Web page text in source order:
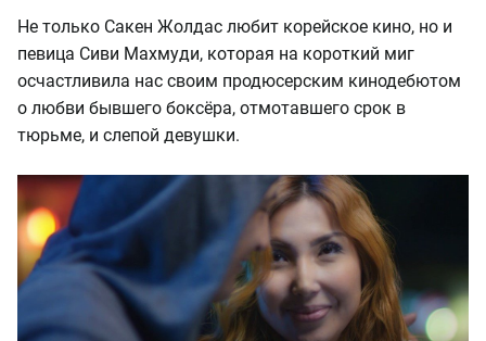
Не только Сакен Жолдас любит корейское кино, но и
певица Сиви Махмуди, которая на короткий миг
осчастливила нас своим продюсерским кинодебютом
о любви бывшего боксёра, отмотавшего срок в
тюрьме, и слепой девушки.